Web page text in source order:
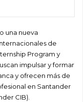
una nueva
de
Program y
impulsar y formar
y ofrecen más de
en Santander
CIB).